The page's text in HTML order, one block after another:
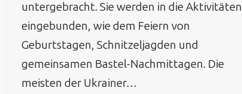
untergebracht. Sie werden in die Aktivitäten
eingebunden, wie dem Feiern von
Geburtstagen, Schnitzeljagden und
gemeinsamen Bastel-Nachmittagen. Die
meisten der Ukrainer…